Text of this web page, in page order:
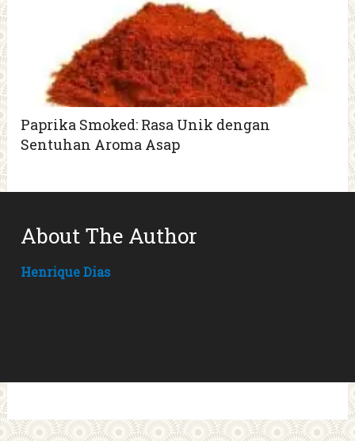
Paprika Smoked: Rasa Unik dengan
Sentuhan Aroma Asap
About The Author
Henrique Dias